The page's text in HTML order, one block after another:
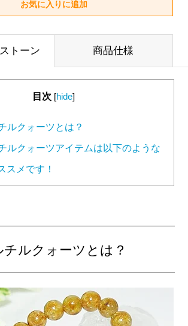
トーン 商品仕様
目次 [hide]
ルクォーツとは？
ルクォーツアイテムは以下のような
スメです！
ルクォーツとは？